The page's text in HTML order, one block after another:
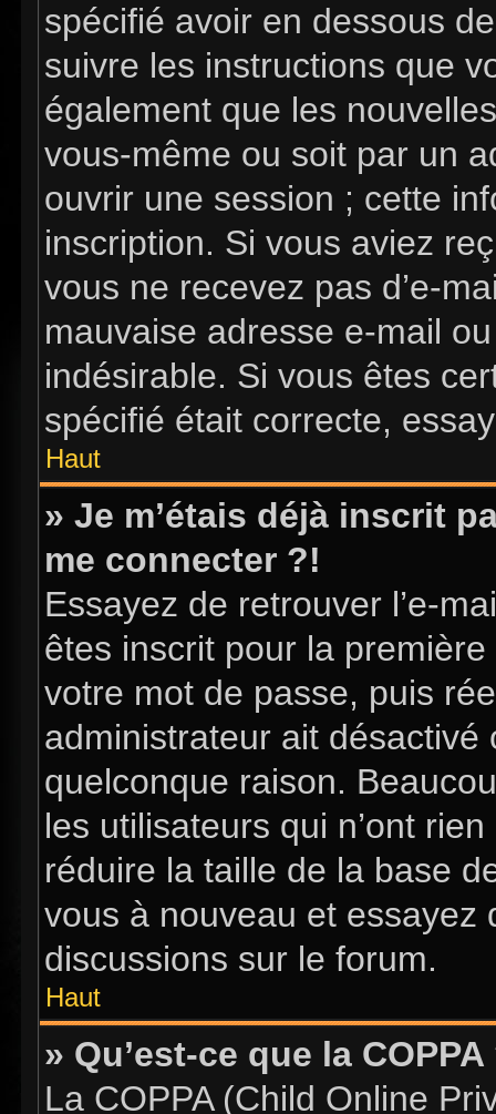
spécifié avoir en dessous
suivre les instructions que
également que les
vous-même ou soit par un
ouvrir une session ; cette
inscription. Si vous aviez
vous ne recevez pas d’e-
mauvaise adresse e-mail
indésirable. Si vous êtes
spécifié était correcte,
Haut
» Je m’étais déjà inscrit
me connecter ?!
Essayez de retrouver l’e-
êtes inscrit pour la
votre mot de passe, puis
administrateur ait
quelconque raison.
les utilisateurs qui n’ont
réduire la taille de la base
vous à nouveau et essayez
discussions sur le forum.
Haut
» Qu’est-ce que la COPPA
La COPPA (Child Online